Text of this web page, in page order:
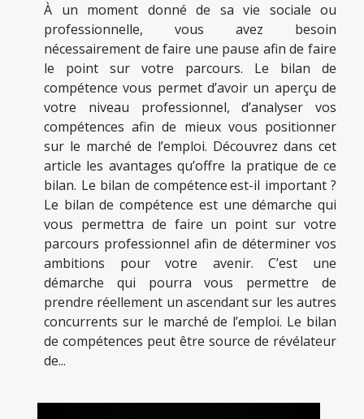
À un moment donné de sa vie sociale ou
professionnelle, vous avez besoin
nécessairement de faire une pause afin de faire
le point sur votre parcours. Le bilan de
compétence vous permet d’avoir un aperçu de
votre niveau professionnel, d’analyser vos
compétences afin de mieux vous positionner
sur le marché de l’emploi. Découvrez dans cet
article les avantages qu’offre la pratique de ce
bilan. Le bilan de compétence est-il important ?
Le bilan de compétence est une démarche qui
vous permettra de faire un point sur votre
parcours professionnel afin de déterminer vos
ambitions pour votre avenir. C’est une
démarche qui pourra vous permettre de
prendre réellement un ascendant sur les autres
concurrents sur le marché de l’emploi. Le bilan
de compétences peut être source de révélateur
de...